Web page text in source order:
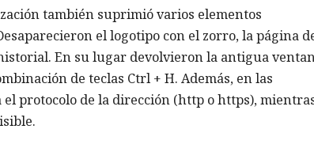
también suprimió varios elementos
el logotipo con el zorro, la página
En su lugar devolvieron la antigua
de teclas Ctrl + H. Además, en las
protocolo de la dirección (http o https),